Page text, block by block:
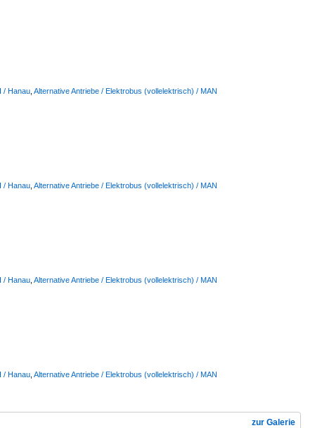
/ Hanau Alternative Antriebe / Elektrobus (vollelektrisch) / MAN
/ Hanau Alternative Antriebe / Elektrobus (vollelektrisch) / MAN
/ Hanau Alternative Antriebe / Elektrobus (vollelektrisch) / MAN
/ Hanau Alternative Antriebe / Elektrobus (vollelektrisch) / MAN
zur Galerie